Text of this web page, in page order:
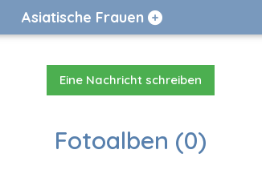
Asiatische Frauen
Eine Nachricht schreiben
Fotoalben (0)